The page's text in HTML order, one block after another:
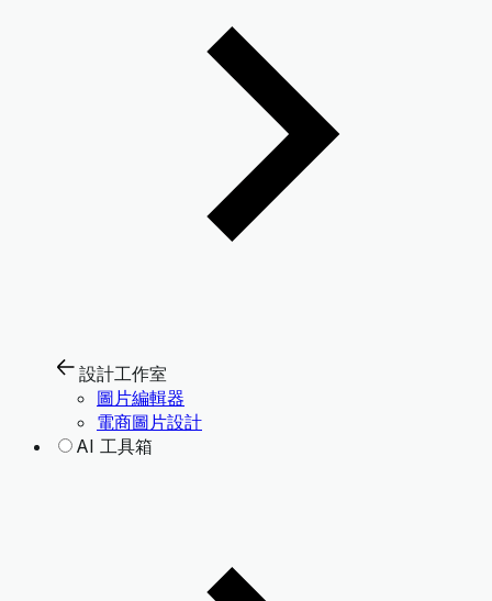
設計工作室
圖片編輯器
電商圖片設計
AI 工具箱